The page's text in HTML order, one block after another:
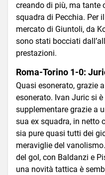
creando di più, ma tante
squadra di Pecchia. Per
mercato di Giuntoli, da
sono stati bocciati
prestazioni.
Roma-Torino 1-0:
Quasi esonerato, grazie
esonerato. Ivan Juric si
supplementare grazie a
sua ex squadra, in netto
sia pure quasi tutti dei
meraviglie del
del gol, con Baldanzi e
una novità tattica è